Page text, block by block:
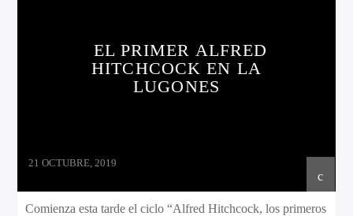
EL PRIMER ALFRED
HITCHCOCK EN LA
LUGONES
21 OCTUBRE, 2019
Comienza esta tarde el ciclo “Alfred Hitchcock, los primeros